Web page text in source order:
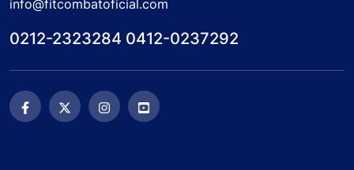
info@fitcombatoficial.com
0212-2323284 0412-0237292